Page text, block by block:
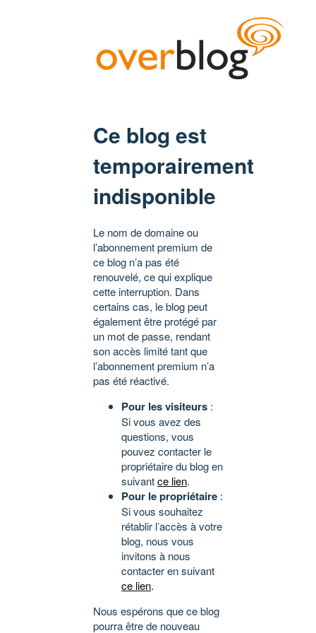
Ce blog est
temporairement
indisponible
Le nom de domaine ou
l’abonnement premium de
ce blog n’a pas été
renouvelé, ce qui explique
cette interruption. Dans
certains cas, le blog peut
également être protégé par
un mot de passe, rendant
son accès limité tant que
l’abonnement premium n’a
pas été réactivé.
Pour les visiteurs :
Si vous avez des
questions, vous
pouvez contacter le
propriétaire du blog en
suivantce lien.
Pour le propriétaire :
Si vous souhaitez
rétablir l’accès à votre
blog, nous vous
invitons à nous
contacter en suivant
ce lien.
Nous espérons que ce blog
pourra être de nouveau